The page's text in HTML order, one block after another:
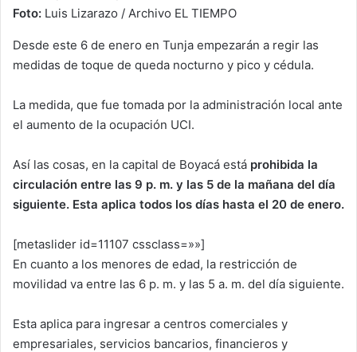
Foto: Luis Lizarazo / Archivo EL TIEMPO
Desde este 6 de enero en Tunja empezarán a regir las
medidas de toque de queda nocturno y pico y cédula.
La medida, que fue tomada por la administración local ante
el aumento de la ocupación UCI.
Así las cosas, en la capital de Boyacá está prohibida la
circulación entre las 9 p. m. y las 5 de la mañana del día
siguiente. Esta aplica todos los días hasta el 20 de enero.
[metaslider id=11107 cssclass=»»]
En cuanto a los menores de edad, la restricción de
movilidad va entre las 6 p. m. y las 5 a. m. del día siguiente.
Esta aplica para ingresar a centros comerciales y
empresariales, servicios bancarios, financieros y